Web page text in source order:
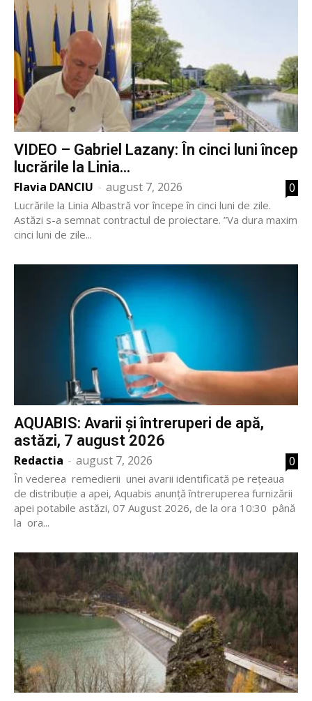
VIDEO – Gabriel Lazany: În cinci luni încep
lucrările la Linia...
Flavia DANCIU - august 7, 2026 0
Lucrările la Linia Albastră vor începe în cinci luni de zile.
Astăzi s-a semnat contractul de proiectare. ”Va dura maxim
cinci luni de zile...
AQUABIS: Avarii și întreruperi de apă,
astăzi, 7 august 2026
Redactia - august 7, 2026 0
În vederea remedierii unei avarii identificată pe rețeaua
de distribuție a apei, Aquabis anunță întreruperea furnizării
apei potabile astăzi, 07 August 2026, de la ora 10:30 până
la ora...